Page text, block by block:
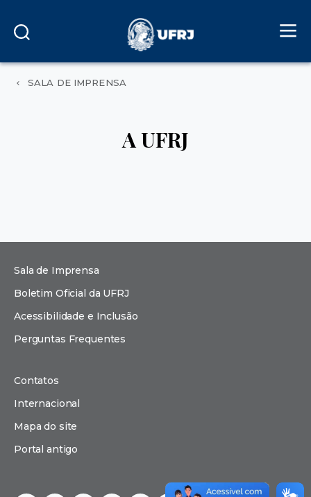
SALA DE IMPRENSA
A UFRJ
Sala de Imprensa
Boletim Oficial da UFRJ
Acessibilidade e Inclusão
Perguntas Frequentes
Contatos
Internacional
Mapa do site
Portal antigo